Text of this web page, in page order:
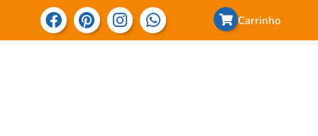
Carrinho